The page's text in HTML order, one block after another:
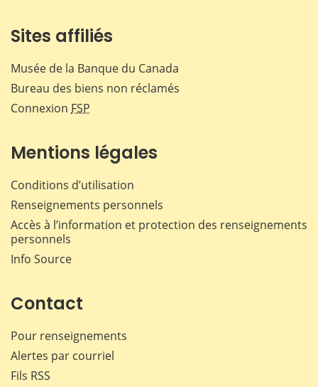
Sites affiliés
Musée de la Banque du Canada
Bureau des biens non réclamés
Connexion FSP
Mentions légales
Conditions d’utilisation
Renseignements personnels
Accès à l’information et protection des renseignements
personnels
Info Source
Contact
Pour renseignements
Alertes par courriel
Fils RSS